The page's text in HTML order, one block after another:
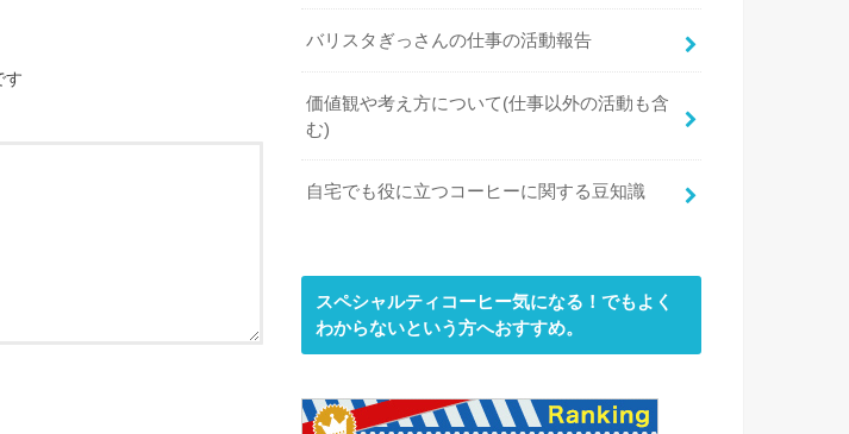
す
バリスタぎっさんの仕事の活動報告
価値観や考え方について(仕事以外の活動も含
む)
自宅でも役に立つコーヒーに関する豆知識
スペシャルティコーヒー気になる！でもよく
わからないという方へおすすめ。